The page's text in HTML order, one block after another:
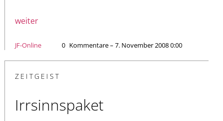
weiter
JF-Online 0 Kommentare – 7. November 2008 0:00
ZEITGEIST
Irrsinnspaket